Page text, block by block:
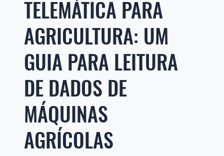
TELEMÁTICA PARA
AGRICULTURA: UM
GUIA PARA LEITURA
DE DADOS DE
MÁQUINAS
AGRÍCOLAS